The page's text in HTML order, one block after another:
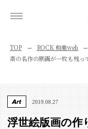
TOP ROCK 和樂web
斎の名作の原画が一枚も残っ
Art 2019.08.27
浮世絵版画の作